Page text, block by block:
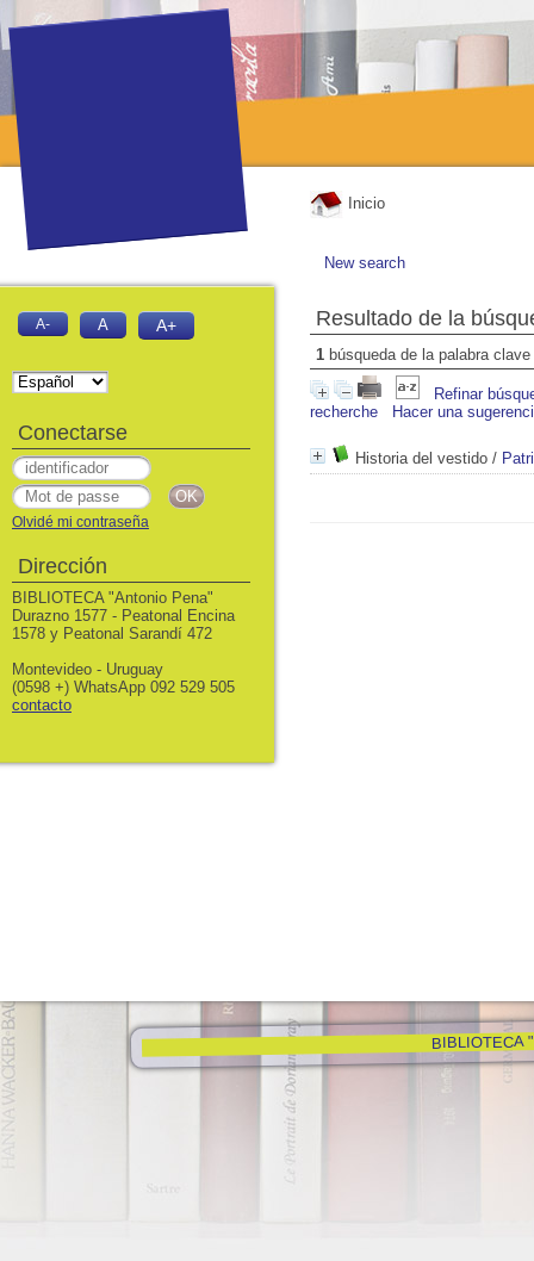
Inicio
New search
Resultado de la
1 búsqueda de la palabra clave
Refinar
recherche
Hacer una
Historia del vestido /
BIBLIOTECA
A- A A+
Conectarse
Olvidé mi contraseña
Dirección
BIBLIOTECA "Antonio Pena"
Durazno 1577 - Peatonal Encina
1578 y Peatonal Sarandí 472
Montevideo - Uruguay
(0598 +) WhatsApp 092 529 505
contacto